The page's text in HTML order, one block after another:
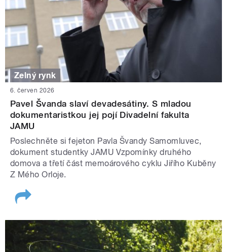
Zelný rynk
6. červen 2026
Pavel Švanda slaví devadesátiny. S mladou
dokumentaristkou jej pojí Divadelní fakulta
JAMU
Poslechněte si fejeton Pavla Švandy Samomluvec,
dokument studentky JAMU Vzpomínky druhého
domova a třetí část memoárového cyklu Jiřího Kuběny
Z Mého Orloje.